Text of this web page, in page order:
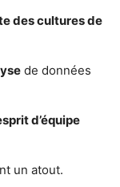
des cultures de
de données
d’équipe
un atout.